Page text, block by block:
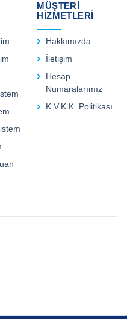
MÜŞTERİ
HİZMETLERİ
Hakkımızda
İletişim
Hesap
Numaralarımız
K.V.K.K. Politikası